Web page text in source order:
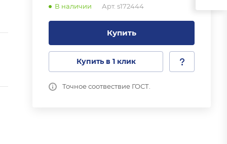
В наличии Арт. s172444
Купить
Купить в 1 клик
Точное соотвествие ГОСТ.